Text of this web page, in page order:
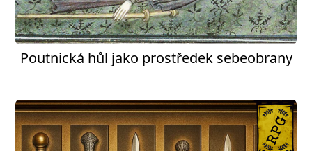
Poutnická hůl jako prostředek sebeobrany